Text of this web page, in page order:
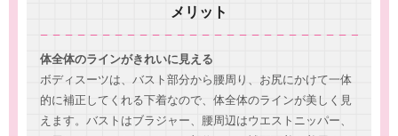
メリット
体全体のラインがきれいに見える
ボディスーツは、バスト部分から腰周り、お尻にかけて一体
的に補正してくれる下着なので、体全体のラインが美しく見
えます。バストはブラジャー、腰周辺はウエストニッパー、